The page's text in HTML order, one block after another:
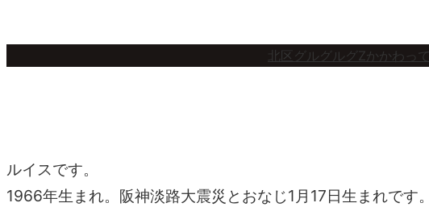
容
を
プ
北区グルグルグZかかわっ
ルイスです。
1966年生まれ。阪神淡路大震災とおなじ1月17日生まれです。